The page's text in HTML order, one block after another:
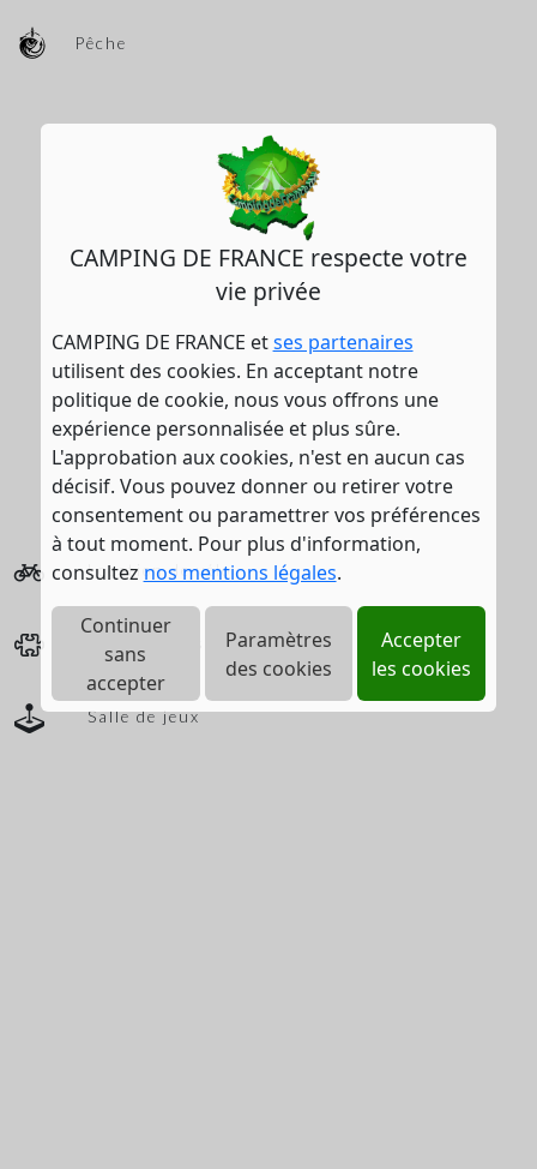
CAMPING DE FRANCE respecte votre
vie privée
CAMPING DE FRANCE etses partenaires
utilisent des cookies. En acceptant notre
politique de cookie, nous vous offrons une
expérience personnalisée et plus sûre.
L'approbation aux cookies, n'est en aucun cas
décisif. Vous pouvez donner ou retirer votre
consentement ou paramettrer vos préférences
à tout moment. Pour plus d'information,
consultez nos mentions légales.
Continuer
sans
accepter
Paramètres
des cookies
Accepter
les cookies
Pêche
Location de vélo
Salle de jeux